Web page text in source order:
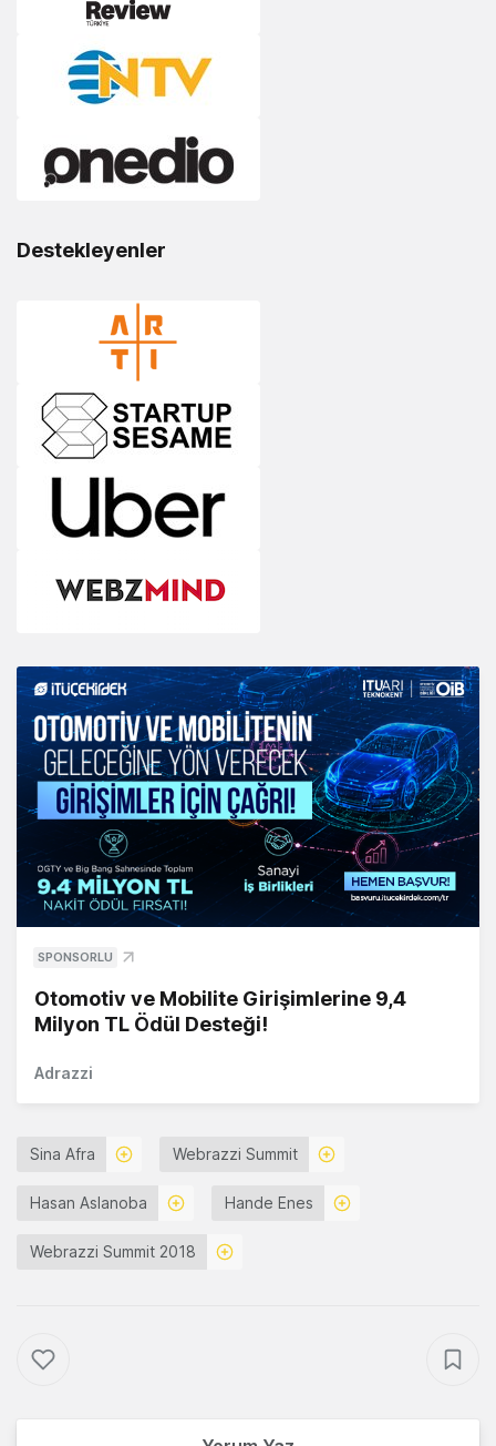
Destekleyenler
SPONSORLU
Otomotiv ve Mobilite Girişimlerine 9,4
Milyon TL Ödül Desteği!
Adrazzi
Sina Afra Webrazzi Summit
Hasan Aslanoba Hande Enes
Webrazzi Summit 2018